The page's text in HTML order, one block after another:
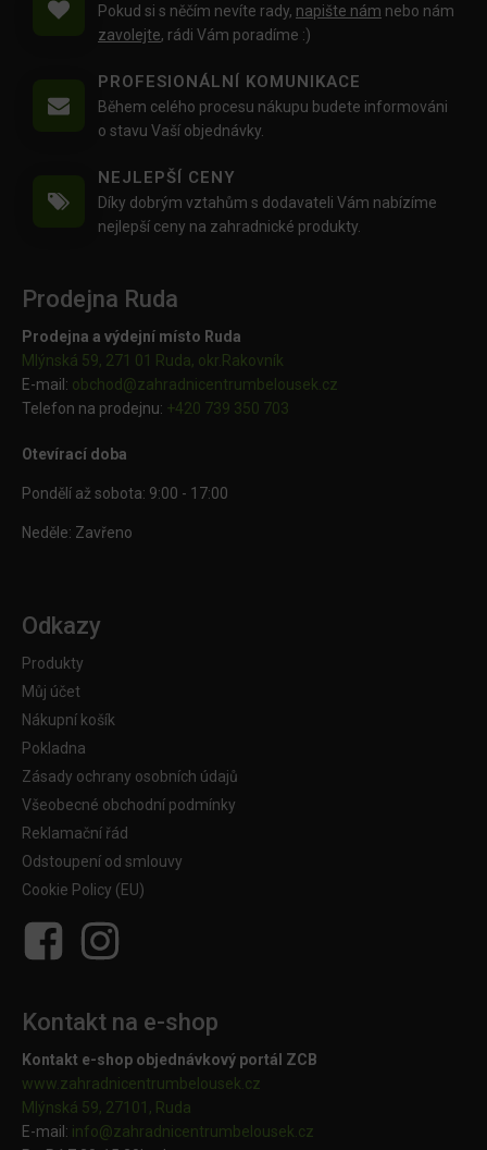
Pokud si s něčím nevíte rady, napište nám nebo nám
zavolejte, rádi Vám poradíme :)
PROFESIONÁLNÍ KOMUNIKACE
Během celého procesu nákupu budete informováni
o stavu Vaší objednávky.
NEJLEPŠÍ CENY
Díky dobrým vztahům s dodavateli Vám nabízíme
nejlepší ceny na zahradnické produkty.
Prodejna Ruda
Prodejna a výdejní místo Ruda
Mlýnská 59, 271 01 Ruda, okr.Rakovník
E-mail: obchod@zahradnicentrumbelousek.cz
Telefon na prodejnu: +420 739 350 703
Otevírací doba
Pondělí až sobota: 9:00 - 17:00
Neděle: Zavřeno
Odkazy
Produkty
Můj účet
Nákupní košík
Pokladna
Zásady ochrany osobních údajů
Všeobecné obchodní podmínky
Reklamační řád
Odstoupení od smlouvy
Cookie Policy (EU)
Kontakt na e-shop
Kontakt e-shop objednávkový portál ZCB
www.zahradnicentrumbelousek.cz
Mlýnská 59, 27101, Ruda
E-mail: info@zahradnicentrumbelousek.cz